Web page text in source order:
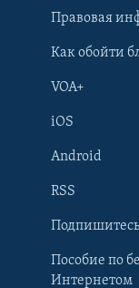
Learning English
Правовая
Как обойти
VOA+
iOS
Android
RSS
Пособие по
Интернетом